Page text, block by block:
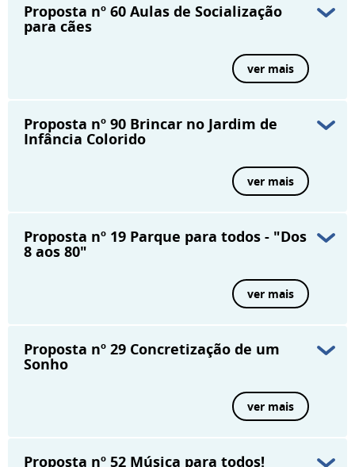
Proposta nº 60 Aulas de Socialização
para cães
ver mais
Proposta nº 90 Brincar no Jardim de
Infância Colorido
ver mais
Proposta nº 19 Parque para todos - "Dos
8 aos 80"
ver mais
Proposta nº 29 Concretização de um
Sonho
ver mais
Proposta nº 52 Música para todos!